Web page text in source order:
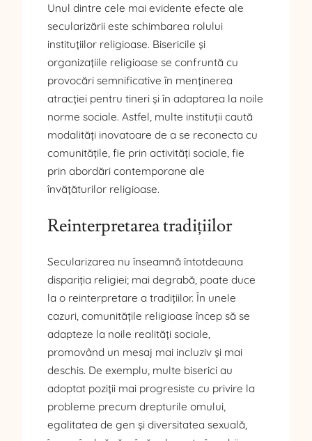
Unul dintre cele mai evidente efecte ale
secularizării este schimbarea rolului
instituțiilor religioase. Bisericile și
organizațiile religioase se confruntă cu
provocări semnificative în menținerea
atracției pentru tineri și în adaptarea la noile
norme sociale. Astfel, multe instituții caută
modalități inovatoare de a se reconecta cu
comunitățile, fie prin activități sociale, fie
prin abordări contemporane ale
învățăturilor religioase.
Reinterpretarea tradițiilor
Secularizarea nu înseamnă întotdeauna
dispariția religiei; mai degrabă, poate duce
la o reinterpretare a tradițiilor. În unele
cazuri, comunitățile religioase încep să se
adapteze la noile realități sociale,
promovând un mesaj mai incluziv și mai
deschis. De exemplu, multe biserici au
adoptat poziții mai progresiste cu privire la
probleme precum drepturile omului,
egalitatea de gen și diversitatea sexuală,